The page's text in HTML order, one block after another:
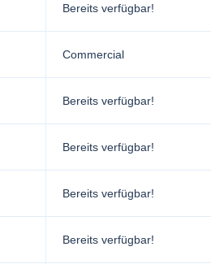
Bereits verfügbar!
Commercial
Bereits verfügbar!
Bereits verfügbar!
Bereits verfügbar!
Bereits verfügbar!